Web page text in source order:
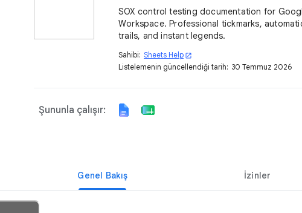
SOX control testing documentation for
Workspace. Professional tickmarks,
trails, and instant legends.
Sahibi: Sheets Help open_in_new
Listelemenin güncellendiği tarih: 30 Temmuz 2026
Şununla çalışır:
Genel Bakış İzinler